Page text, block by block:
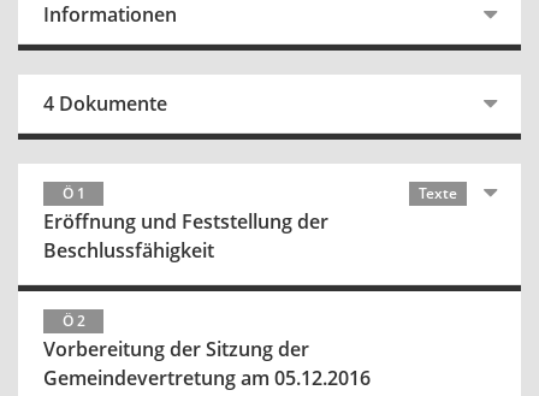
Informationen
4 Dokumente
Ö 1 Texte
Eröffnung und Feststellung der
Beschlussfähigkeit
Ö 2
Vorbereitung der Sitzung der
Gemeindevertretung am 05.12.2016